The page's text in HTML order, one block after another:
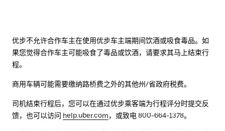
优步不允许合作车主在使用优步车主端期间饮酒或吸食毒品。如
果您觉得合作车主可能吸食了毒品或饮酒，请要求其马上结束行
程。
商用车辆可能需要缴纳路桥费之外的其他州/省政府税费。
司机结束行程后，您可以在通过优步乘客端为行程评分时提交反
馈，也可以访问 help.uber.com，或致电 800-664-1378。